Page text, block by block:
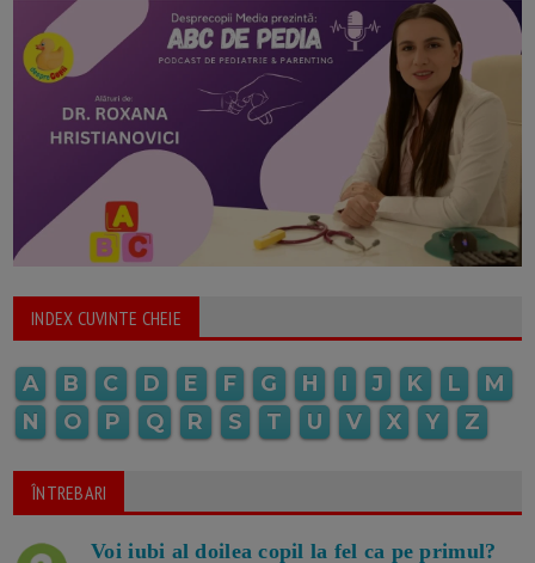
INDEX CUVINTE CHEIE
A B C D E F G H I J K L
M
N
O P Q R S T U V X Y Z
ÎNTREBARI
Voi iubi al doilea copil la fel ca pe primul?